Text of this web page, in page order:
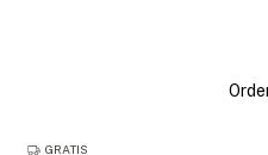
GRATIS